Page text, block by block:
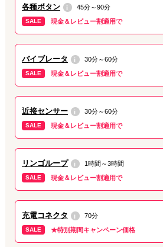
各種ボタン i 45分～90分
SALE 現金＆レビュー割適用で
バイブレータ i 30分～60分
SALE 現金＆レビュー割適用で
近接センサー i 30分～60分
SALE 現金＆レビュー割適用で
リンゴループ i 1時間～3時間
SALE 現金＆レビュー割適用で
充電コネクタ i 70分
SALE ★特別期間キャンペーン価格